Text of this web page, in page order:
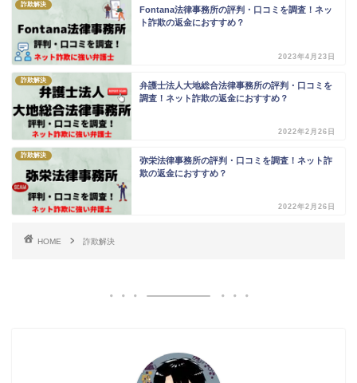
詐欺解決
Fontana法律事務所の評判・口コミを調査！ネッ
ト詐欺の返金におすすめ？
2023年4月23日
詐欺解決
弁護士法人大地総合法律事務所の評判・口コミを
調査！ネット詐欺の返金におすすめ？
2022年2月26日
詐欺解決
弥栄法律事務所の評判・口コミを調査！ネット詐
欺の返金におすすめ？
2022年2月26日
HOME 詐欺解決